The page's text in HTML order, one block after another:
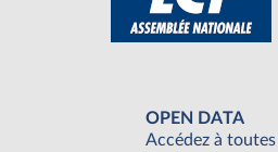
OPEN DATA
Accédez à toutes